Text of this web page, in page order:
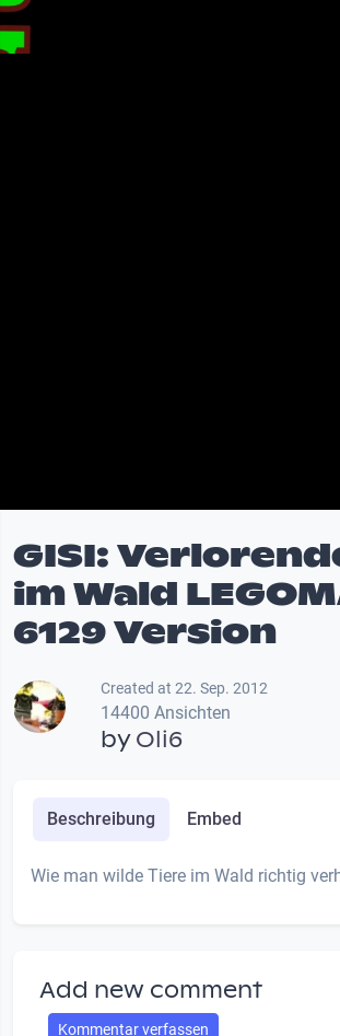
GISI:
im Wald
6129 Version
Created at 22. Sep. 2012
14400 Ansichten
byOli6
Beschreibung Embed
Wie man wilde Tiere im Wald richtig
Add new comment
Kommentar verfassen